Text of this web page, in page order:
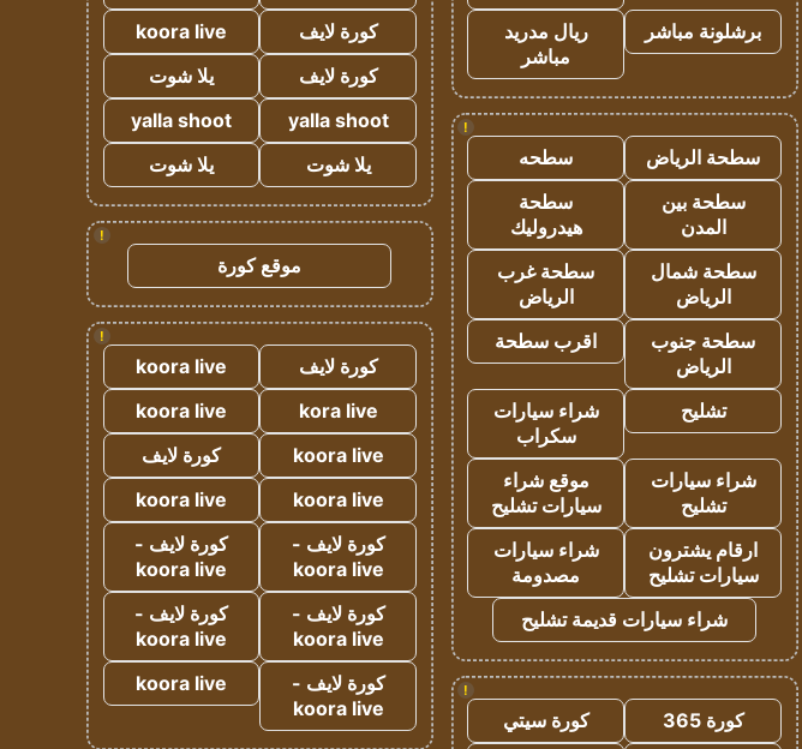
برشلونة مباشر
ريال مدريد
مباشر
!
سطحة الرياض
سطحه
سطحة بين
المدن
سطحة
هيدروليك
سطحة شمال
الرياض
سطحة غرب
الرياض
سطحة جنوب
الرياض
اقرب سطحة
تشليح
شراء سيارات
سكراب
شراء سيارات
تشليح
موقع شراء
سيارات تشليح
ارقام يشترون
سيارات تشليح
شراء سيارات
مصدومة
شراء سيارات قديمة تشليح
!
كورة 365
كورة سيتي
كورة لايف
koora live
كورة لايف
يلا شوت
yalla shoot
yalla shoot
يلا شوت
يلا شوت
!
موقع كورة
!
كورة لايف
koora live
kora live
koora live
koora live
كورة لايف
koora live
koora live
كورة لايف -
koora live
كورة لايف -
koora live
كورة لايف -
koora live
كورة لايف -
koora live
كورة لايف -
koora live
koora live